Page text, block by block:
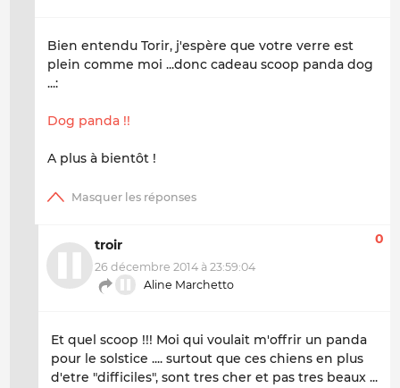
Bien entendu Torir, j'espère que votre verre est
plein comme moi ...donc cadeau scoop panda dog
...:
Dog panda !!
A plus à bientôt !
troir
26 décembre 2014 à 23:59:04
Aline Marchetto
0
Et quel scoop !!! Moi qui voulait m'offrir un panda
pour le solstice .... surtout que ces chiens en plus
d'etre "difficiles", sont tres cher et pas tres beaux ...